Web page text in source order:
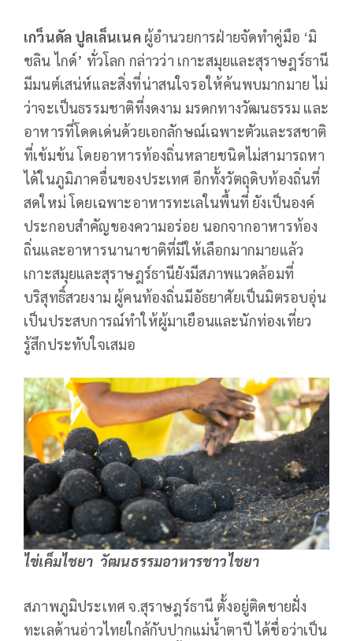
เกว็นดัล ปูลเล็นเนคผู้อำนวยการฝ่ายจัดทำคู่มือ ‘มิ
ชลิน ไกด์’ ทั่วโลก กล่าวว่า เกาะสมุยและสุราษฎร์ธานี
มีมนต์เสน่ห์และสิ่งที่น่าสนใจรอให้ค้นพบมากมาย ไม่
ว่าจะเป็นธรรมชาติที่งดงาม มรดกทางวัฒนธรรม และ
อาหารที่โดดเด่นด้วยเอกลักษณ์เฉพาะตัวและรสชาติ
ที่เข้มข้น โดยอาหารท้องถิ่นหลายชนิดไม่สามารถหา
ได้ในภูมิภาคอื่นของประเทศ อีกทั้งวัตถุดิบท้องถิ่นที่
สดใหม่ โดยเฉพาะอาหารทะเลในพื้นที่ ยังเป็นองค์
ประกอบสำคัญของความอร่อย นอกจากอาหารท้อง
ถิ่นและอาหารนานาชาติที่มีให้เลือกมากมายแล้ว
เกาะสมุยและสุราษฎร์ธานียังมีสภาพแวดล้อมที่
บริสุทธิ์สวยงาม ผู้คนท้องถิ่นมีอัธยาศัยเป็นมิตรอบอุ่น
เป็นประสบการณ์ทำให้ผู้มาเยือนและนักท่องเที่ยว
รู้สึกประทับใจเสมอ
ไข่เค็มไชยา วัฒนธรรมอาหารชาวไชยา
สภาพภูมิประเทศ จ.สุราษฎร์ธานี ตั้งอยู่ติดชายฝั่ง
ทะเลด้านอ่าวไทยใกล้กับปากแม่น้ำตาปี ได้ชื่อว่าเป็น